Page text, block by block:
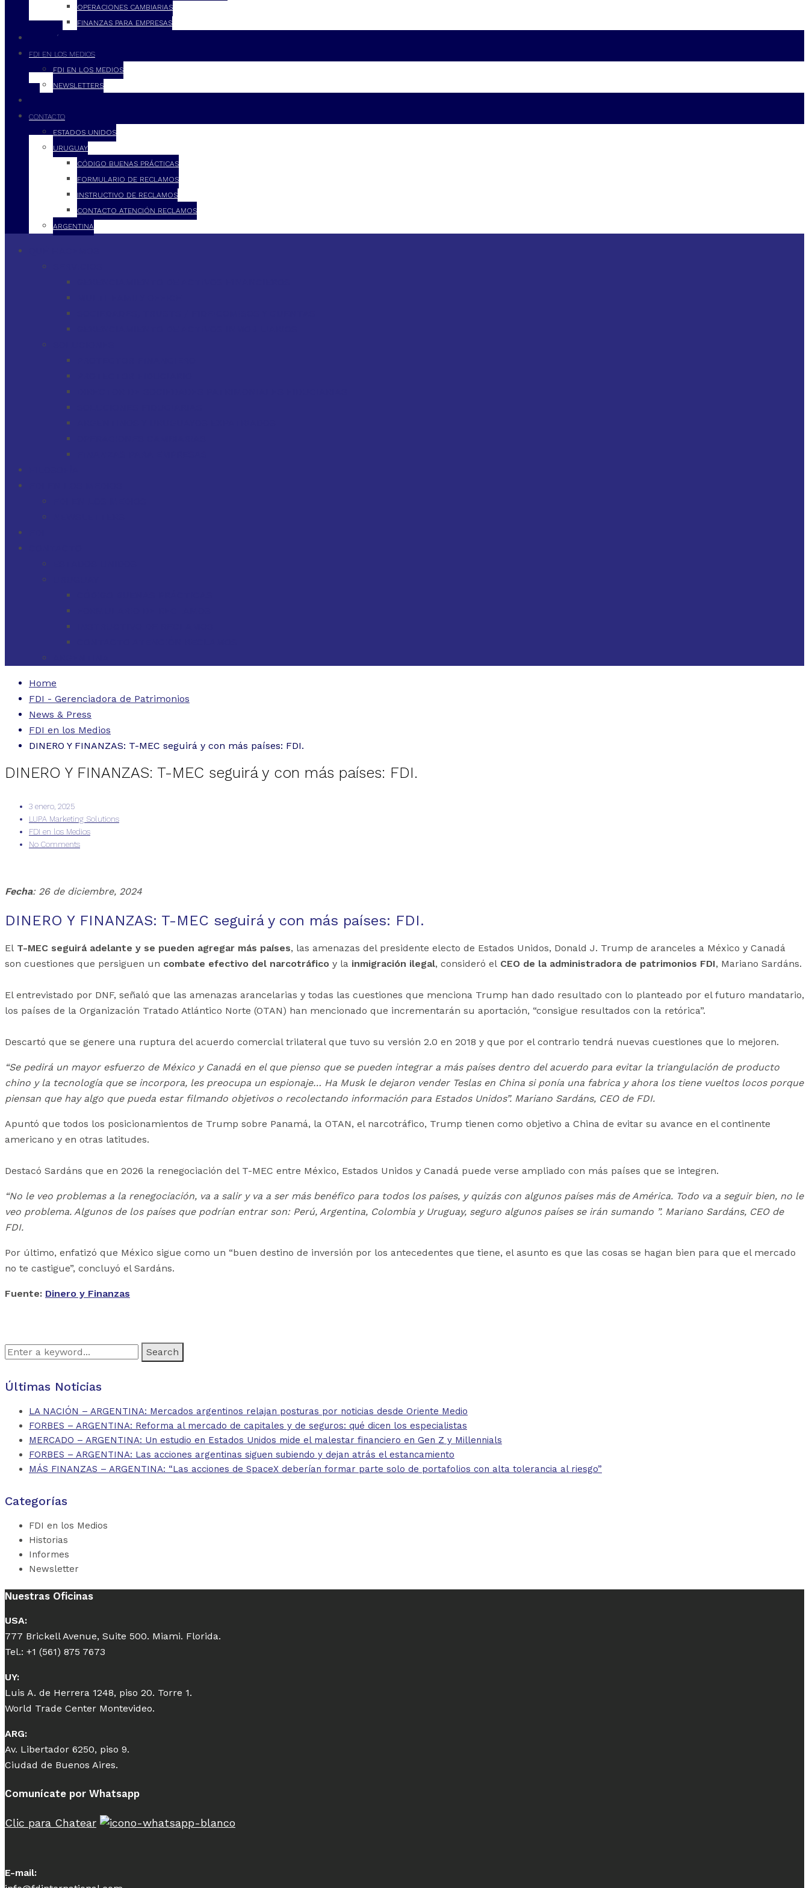
OPERACIONES CAMBIARIAS
FINANZAS PARA EMPRESAS
FILOSOFÍA
FDI EN LOS MEDIOS
FDI EN LOS MEDIOS
NEWSLETTERS
CONTACTO
ESTADOS UNIDOS
URUGUAY
CÓDIGO BUENAS PRÁCTICAS
FORMULARIO DE RECLAMOS
INSTRUCTIVO DE RECLAMOS
CONTACTO ATENCIÓN RECLAMOS
ARGENTINA
Home
FDI - Gerenciadora de Patrimonios
News & Press
FDI en los Medios
DINERO Y FINANZAS: T-MEC seguirá y con más países: FDI.
DINERO Y FINANZAS: T-MEC seguirá y con más países: FDI.
3 enero, 2025
LUPA Marketing Solutions
FDI en los Medios
No Comments
Fecha: 26 de diciembre, 2024
DINERO Y FINANZAS: T-MEC seguirá y con más países: FDI.
El T-MEC seguirá adelante y se pueden agregar más países, las amenazas del presidente electo de Estados Unidos, Donald J. Trump de aranceles a México y Canadá
son cuestiones que persiguen un combate efectivo del narcotráfico y la inmigración ilegal, consideró el CEO de la administradora de patrimonios FDI, Mariano Sardáns.
El entrevistado por DNF, señaló que las amenazas arancelarias y todas las cuestiones que menciona Trump han dado resultado con lo planteado por el futuro mandatario,
los países de la Organización Tratado Atlántico Norte (OTAN) han mencionado que incrementarán su aportación, “consigue resultados con la retórica”.
Descartó que se genere una ruptura del acuerdo comercial trilateral que tuvo su versión 2.0 en 2018 y que por el contrario tendrá nuevas cuestiones que lo mejoren.
“Se pedirá un mayor esfuerzo de México y Canadá en el que pienso que se pueden integrar a más países dentro del acuerdo para evitar la triangulación de producto
chino y la tecnología que se incorpora, les preocupa un espionaje… Ha Musk le dejaron vender Teslas en China si ponía una fabrica y ahora los tiene vueltos locos porque
piensan que hay algo que pueda estar filmando objetivos o recolectando información para Estados Unidos”. Mariano Sardáns, CEO de FDI.
Apuntó que todos los posicionamientos de Trump sobre Panamá, la OTAN, el narcotráfico, Trump tienen como objetivo a China de evitar su avance en el continente
americano y en otras latitudes.
Destacó Sardáns que en 2026 la renegociación del T-MEC entre México, Estados Unidos y Canadá puede verse ampliado con más países que se integren.
“No le veo problemas a la renegociación, va a salir y va a ser más benéfico para todos los países, y quizás con algunos países más de América. Todo va a seguir bien, no le
veo problema. Algunos de los países que podrían entrar son: Perú, Argentina, Colombia y Uruguay, seguro algunos países se irán sumando ”. Mariano Sardáns, CEO de
FDI.
Por último, enfatizó que México sigue como un “buen destino de inversión por los antecedentes que tiene, el asunto es que las cosas se hagan bien para que el mercado
no te castigue”, concluyó el Sardáns.
Fuente: Dinero y Finanzas
Search
Últimas Noticias
LA NACIÓN – ARGENTINA: Mercados argentinos relajan posturas por noticias desde Oriente Medio
FORBES – ARGENTINA: Reforma al mercado de capitales y de seguros: qué dicen los especialistas
MERCADO – ARGENTINA: Un estudio en Estados Unidos mide el malestar financiero en Gen Z y Millennials
FORBES – ARGENTINA: Las acciones argentinas siguen subiendo y dejan atrás el estancamiento
MÁS FINANZAS – ARGENTINA: “Las acciones de SpaceX deberían formar parte solo de portafolios con alta tolerancia al riesgo”
Categorías
FDI en los Medios
Historias
Informes
Newsletter
Nuestras Oficinas
USA:
777 Brickell Avenue, Suite 500. Miami. Florida.
Tel.: +1 (561) 875 7673
UY:
Luis A. de Herrera 1248, piso 20. Torre 1.
World Trade Center Montevideo.
ARG:
Av. Libertador 6250, piso 9.
Ciudad de Buenos Aires.
Comunícate por Whatsapp
Clic para Chatear
E-mail: